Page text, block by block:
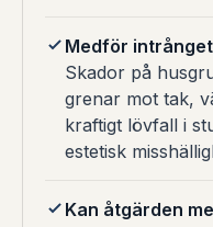
Medför
Skador på
grenar mot tak,
kraftigt lövfall i
estetisk
Kan åtgärden